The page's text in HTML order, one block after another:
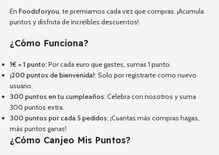
En Foodsforyou, te premiamos cada vez que compras. ¡Acumula
puntos y disfruta de increíbles descuentos!
¿Cómo Funciona?
1€ = 1 punto: Por cada euro que gastes, sumas 1 punto.
¡200 puntos de bienvenida!: Solo por registrarte como nuevo
usuario.
300 puntos en tu cumpleaños: Celebra con nosotros y suma
300 puntos extra.
300 puntos por cada 5 pedidos: ¡Cuantas más compras hagas,
más puntos ganas!
¿Cómo Canjeo Mis Puntos?